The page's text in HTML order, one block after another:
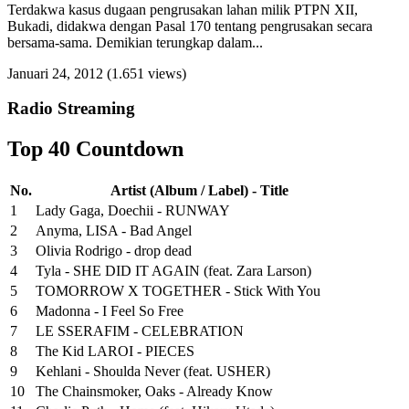
Terdakwa kasus dugaan pengrusakan lahan milik PTPN XII,
Bukadi, didakwa dengan Pasal 170 tentang pengrusakan secara
bersama-sama. Demikian terungkap dalam...
Januari 24, 2012 (1.651 views)
Radio Streaming
Top 40 Countdown
No.
Artist (Album / Label) - Title
1
Lady Gaga, Doechii - RUNWAY
2
Anyma, LISA - Bad Angel
3
Olivia Rodrigo - drop dead
4
Tyla - SHE DID IT AGAIN (feat. Zara Larson)
5
TOMORROW X TOGETHER - Stick With You
6
Madonna - I Feel So Free
7
LE SSERAFIM - CELEBRATION
8
The Kid LAROI - PIECES
9
Kehlani - Shoulda Never (feat. USHER)
10
The Chainsmoker, Oaks - Already Know